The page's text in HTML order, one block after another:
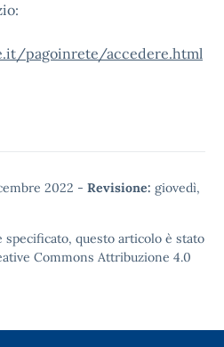
pagoinrete/accedere.html
2022 - Revisione: giovedì,
specificato, questo articolo è stato
Commons Attribuzione 4.0